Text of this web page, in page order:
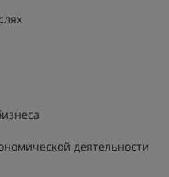
деятельности